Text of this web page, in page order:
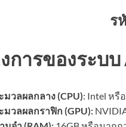
ร
การของระบบ
มวลผลกลาง (CPU): Intel หรื
มวลผลกราฟิก (GPU):